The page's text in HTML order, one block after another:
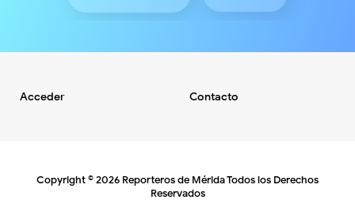
Acceder Contacto
Copyright ©2026 Reporteros de MéridaTodos los Derechos
Reservados